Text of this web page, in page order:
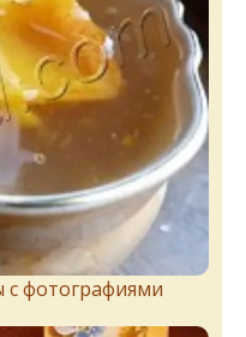
с фотографиями